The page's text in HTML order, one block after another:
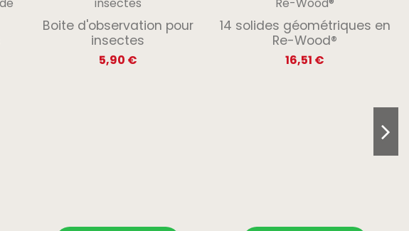
Boite d'observation pour
insectes
5,90 €
14 solides géométriques en
Re-Wood®
16,51 €